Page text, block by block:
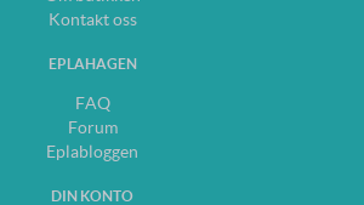
Kontakt oss
EPLAHAGEN
FAQ
Forum
Eplabloggen
DIN KONTO